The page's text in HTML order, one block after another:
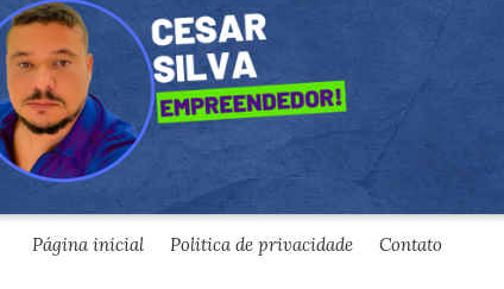
Página inicial Politica de privacidade Contato